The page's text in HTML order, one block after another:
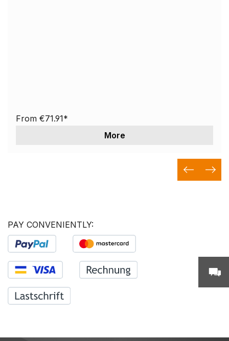
From €71.91*
More
PAY CONVENIENTLY: